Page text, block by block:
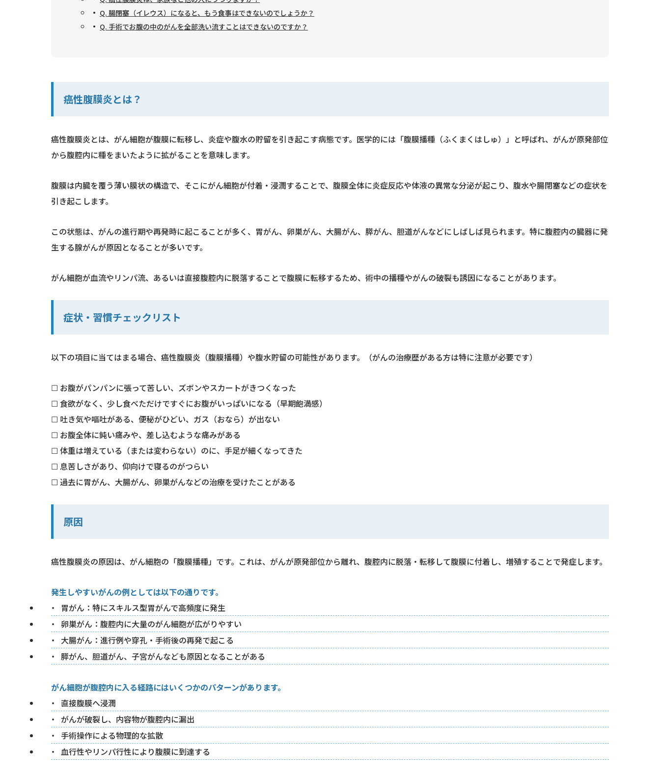
Q. 腸閉塞（イレウス）になると、もう食事はできないのでしょうか？
Q. 手術でお腹の中のがんを全部洗い流すことはできないのですか？
癌性腹膜炎とは？
癌性腹膜炎とは、がん細胞が腹膜に転移し、炎症や腹水の貯留を引き起こす病態です。医学的には「腹膜播種（ふくまくはしゅ）」と呼ばれ、がんが原発部位
から腹腔内に種をまいたように拡がることを意味します。
腹膜は内臓を覆う薄い膜状の構造で、そこにがん細胞が付着・浸潤することで、腹膜全体に炎症反応や体液の異常な分泌が起こり、腹水や腸閉塞などの症状を
引き起こします。
この状態は、がんの進行期や再発時に起こることが多く、胃がん、卵巣がん、大腸がん、膵がん、胆道がんなどにしばしば見られます。特に腹腔内の臓器に発
生する腺がんが原因となることが多いです。
がん細胞が血流やリンパ流、あるいは直接腹腔内に脱落することで腹膜に転移するため、術中の播種やがんの破裂も誘因になることがあります。
症状・習慣チェックリスト
以下の項目に当てはまる場合、癌性腹膜炎（腹膜播種）や腹水貯留の可能性があります。（がんの治療歴がある方は特に注意が必要です）
☐ お腹がパンパンに張って苦しい、ズボンやスカートがきつくなった
☐ 食欲がなく、少し食べただけですぐにお腹がいっぱいになる（早期飽満感）
☐ 吐き気や嘔吐がある、便秘がひどい、ガス（おなら）が出ない
☐ お腹全体に鈍い痛みや、差し込むような痛みがある
☐ 体重は増えている（または変わらない）のに、手足が細くなってきた
☐ 息苦しさがあり、仰向けで寝るのがつらい
☐ 過去に胃がん、大腸がん、卵巣がんなどの治療を受けたことがある
原因
癌性腹膜炎の原因は、がん細胞の「腹膜播種」です。これは、がんが原発部位から離れ、腹腔内に脱落・転移して腹膜に付着し、増殖することで発症します。
発生しやすいがんの例としては以下の通りです。
胃がん：特にスキルス型胃がんで高頻度に発生
卵巣がん：腹腔内に大量のがん細胞が広がりやすい
大腸がん：進行例や穿孔・手術後の再発で起こる
膵がん、胆道がん、子宮がんなども原因となることがある
がん細胞が腹腔内に入る経路にはいくつかのパターンがあります。
直接腹膜へ浸潤
がんが破裂し、内容物が腹腔内に漏出
手術操作による物理的な拡散
血行性やリンパ行性により腹膜に到達する